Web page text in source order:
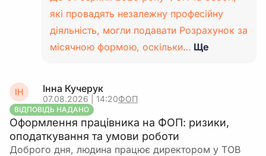
які провадять незалежну професійну
діяльність, могли подавати Розрахунок за
місячною формою, оскільки… Ще
ІН Інна Кучерук
07.08.2026 | 14:20ФОП
ВІДПОВІДЬ НАДАНО
Оформлення працівника на ФОП: ризики,
оподаткування та умови роботи
Доброго дня, людина працює директором у ТОВ